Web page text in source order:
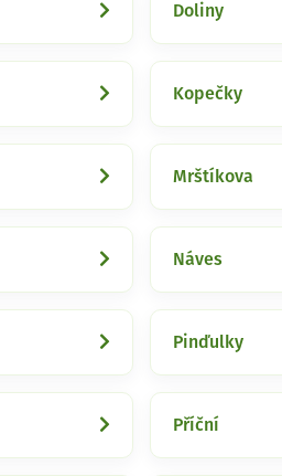
Doliny
Kopečky
Mrštíkova
Náves
Pinďulky
Příční